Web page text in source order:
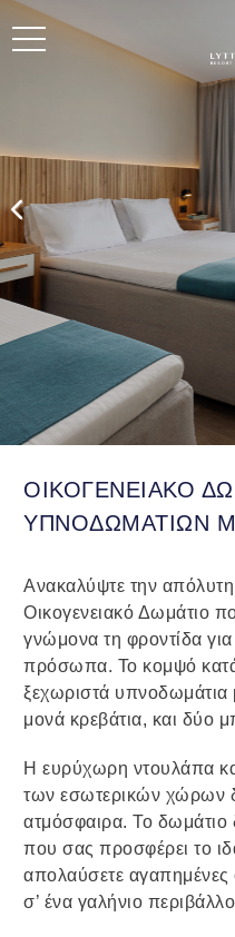
ΟΙΚΟΓΕΝΕΙΑΚΟ
ΥΠΝΟΔΩΜΑΤΙΩΝ
Ανακαλύψτε την απόλυτη
Οικογενειακό Δωμάτιο
γνώμονα τη φροντίδα
πρόσωπα. Το κομψό
ξεχωριστά υπνοδωμάτια
μονά κρεβάτια, και δύο
Η ευρύχωρη ντουλάπα
των εσωτερικών χώρων
ατμόσφαιρα. Το δωμάτιο
που σας προσφέρει το
απολαύσετε αγαπημένες
σ’ ένα γαλήνιο